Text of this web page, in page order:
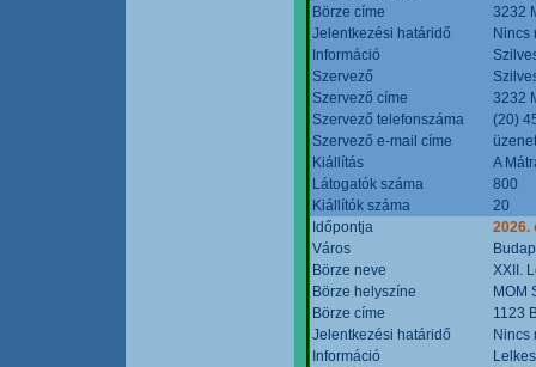
Börze címe
3232
Jelentkezési határidő
Nincs
Információ
Szervező
Szervező címe
3232
Szervező telefonszáma
(20)
Szervező e-mail címe
Kiállítás
A
Látogatók száma
800
Kiállítók száma
20
Időpontja
2026.
Város
Börze neve
XXII.
Börze helyszíne
MOM
Börze címe
1123
Jelentkezési határidő
Nincs
Információ